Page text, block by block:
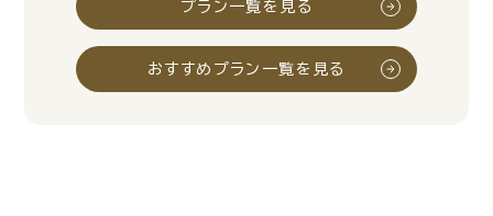
プラン一覧を見る
おすすめプラン一覧を見る